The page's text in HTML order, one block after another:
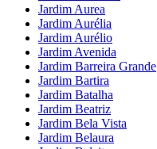
Jardim Aurea
Jardim Aurélia
Jardim Aurélio
Jardim Avenida
Jardim Barreira Grande
Jardim Bartira
Jardim Batalha
Jardim Beatriz
Jardim Bela Vista
Jardim Belaura